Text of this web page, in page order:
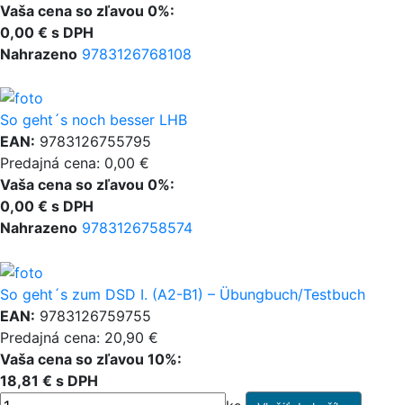
Vaša cena so zľavou 0%:
0,00 € s DPH
Nahrazeno 9783126768108
So geht´s noch besser LHB
EAN: 9783126755795
Predajná cena: 0,00 €
Vaša cena so zľavou 0%:
0,00 € s DPH
Nahrazeno 9783126758574
So geht´s zum DSD I. (A2-B1) – Übungbuch/Testbuch
EAN: 9783126759755
Predajná cena: 20,90 €
Vaša cena so zľavou 10%:
18,81 € s DPH